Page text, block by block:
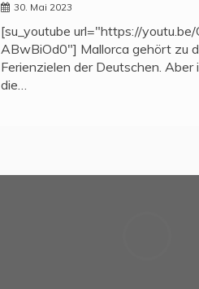
30. Mai 2023
[su_youtube url="https://
ABwBiOd0"] Mallorca gehört zu
Ferienzielen der Deutschen. Aber
die…